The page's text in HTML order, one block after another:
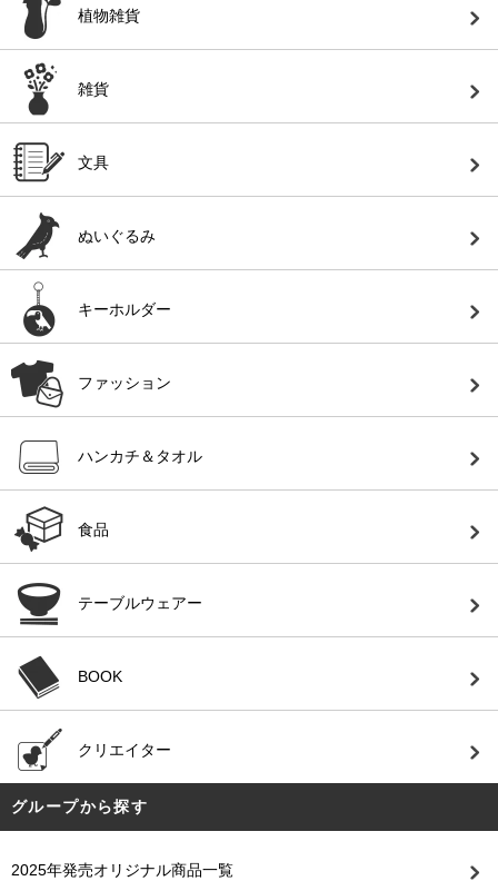
植物雑貨
雑貨
文具
ぬいぐるみ
キーホルダー
ファッション
ハンカチ＆タオル
食品
テーブルウェアー
BOOK
クリエイター
グループから探す
2025年発売オリジナル商品一覧